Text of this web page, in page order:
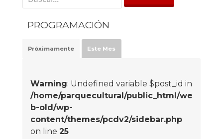
PROGRAMACIÓN
Próximamente Este Mes
Warning: Undefined variable $post_id in
/home/parquecultural/public_html/we
b-old/wp-
content/themes/pcdv2/sidebar.php
on line 25